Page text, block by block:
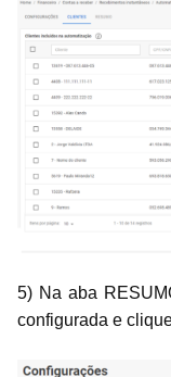
5) Na aba
configurada e